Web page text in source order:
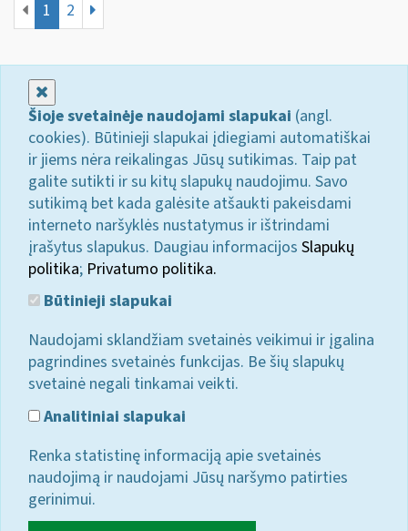
1 2
Šioje svetainėje naudojami slapukai (angl.
cookies). Būtinieji slapukai įdiegiami automatiškai
ir jiems nėra reikalingas Jūsų sutikimas. Taip pat
galite sutikti ir su kitų slapukų naudojimu. Savo
sutikimą bet kada galėsite atšaukti pakeisdami
interneto naršyklės nustatymus ir ištrindami
įrašytus slapukus. Daugiau informacijos Slapukų
politika; Privatumo politika.
Būtinieji slapukai
Naudojami sklandžiam svetainės veikimui ir įgalina
pagrindines svetainės funkcijas. Be šių slapukų
svetainė negali tinkamai veikti.
Analitiniai slapukai
Renka statistinę informaciją apie svetainės
naudojimą ir naudojami Jūsų naršymo patirties
gerinimui.